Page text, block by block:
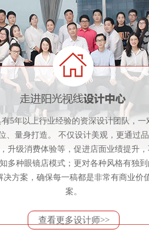
有5年以上行业经验的资深设计团队，一
、量身打造。 不仅设计美观，更通过
升级消费体验等，促进店面业绩提升
多种眼镜店模式；更对各种风格有独
决方案，确保每一稿都是非常有商业价
案。
查看更多设计师>>